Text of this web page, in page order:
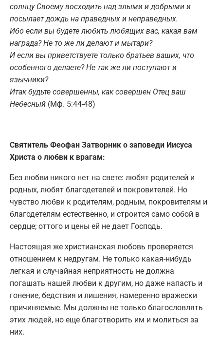
солнцу Своему восходить над злыми и добрыми и
посылает дождь на праведных и неправедных.
Ибо если вы будете любить любящих вас, какая вам
награда? Не то же ли делают и мытари?
И если вы приветствуете только братьев ваших, что
особенного делаете? Не так же ли поступают и
язычники?
Итак будьте совершенны, как совершен Отец ваш
Небесный (Мф. 5:44-48)
Святитель Феофан Затворник о заповеди Иисуса
Христа о любви к врагам:
Без любви никого нет на свете: любят родителей и
родных, любят благодетелей и покровителей. Но
чувство любви к родителям, родным, покровителям и
благодетелям естественно, и строится само собой в
сердце; оттого и цены ей не дает Господь.
Настоящая же христианская любовь проверяется
отношением к недругам. Не только какая-нибудь
легкая и случайная неприятность не должна
погашать нашей любви к другим, но даже напасть и
гонение, бедствия и лишения, намеренно вражески
причиняемые. Мы должны не только благословлять
этих людей, но еще благотворить им и молиться за
них.